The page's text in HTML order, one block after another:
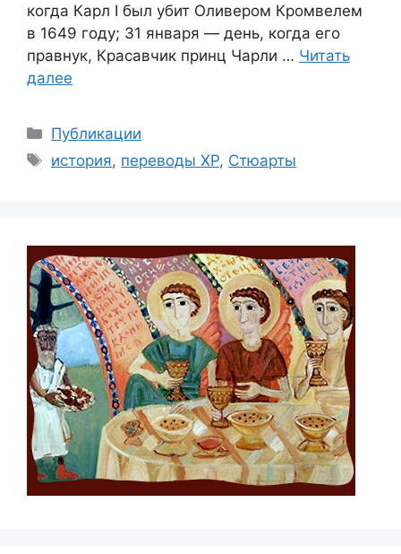
когда Карл I был убит Оливером Кромвелем
в 1649 году; 31 января — день, когда его
правнук, Красавчик принц Чарли … Читать
далее
Рубрики
Публикации
Метки
история, переводы ХР, Стюарты